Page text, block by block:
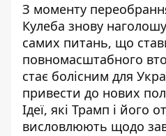
З моменту
Кулеба знову
самих питань, що
повномасштабного
стає болісним для
привести до нових
Ідеї, які Трамп і його
висловлюють щодо